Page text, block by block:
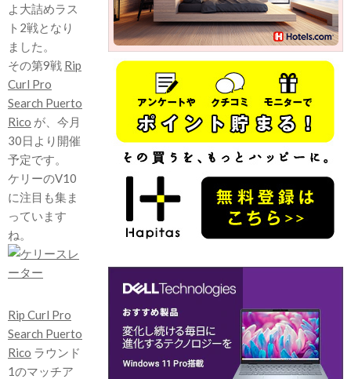
よ大詰めラス
ト2戦となり
ました。
その第9戦 Rip
Curl Pro
Search Puerto
Rico が、今月
30日より開催
予定です。
ケリーのV10
に注目も集ま
っています
ね。
Rip Curl Pro
Search Puerto
Rico ラウンド
1のマッチア